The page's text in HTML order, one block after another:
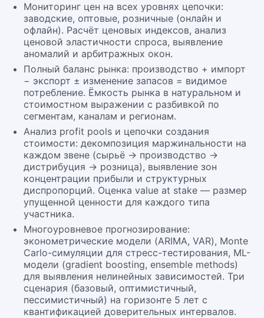
Мониторинг цен на всех уровнях цепочки:
заводские, оптовые, розничные (онлайн и
офлайн). Расчёт ценовых индексов, анализ
ценовой эластичности спроса, выявление
аномалий и арбитражных окон.
Полный баланс рынка: производство + импорт
− экспорт ± изменение запасов = видимое
потребление. Ёмкость рынка в натуральном и
стоимостном выражении с разбивкой по
сегментам, каналам и регионам.
Анализ profit pools и цепочки создания
стоимости: декомпозиция маржинальности на
каждом звене (сырьё → производство →
дистрибуция → розница), выявление зон
концентрации прибыли и структурных
диспропорций. Оценка value at stake — размер
упущенной ценности для каждого типа
участника.
Многоуровневое прогнозирование:
эконометрические модели (ARIMA, VAR), Monte
Carlo-симуляции для стресс-тестирования, ML-
модели (gradient boosting, ensemble methods)
для выявления нелинейных зависимостей. Три
сценария (базовый, оптимистичный,
пессимистичный) на горизонте 5 лет с
квантификацией доверительных интервалов.